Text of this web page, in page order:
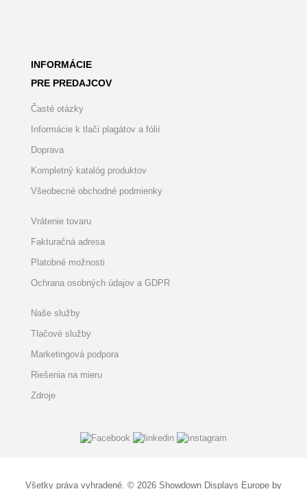
INFORMÁCIE
PRE PREDAJCOV
Časté otázky
Informácie k tlači plagátov a fólií
Doprava
Kompletný katalóg produktov
Všeobecné obchodné podmienky
Vrátenie tovaru
Fakturačná adresa
Platobné možnosti
Ochrana osobných údajov a GDPR
Naše služby
Tlačové služby
Marketingová podpora
Riešenia na mieru
Zdroje
Všetky práva vyhradené. © 2026 Showdown Displays Europe by